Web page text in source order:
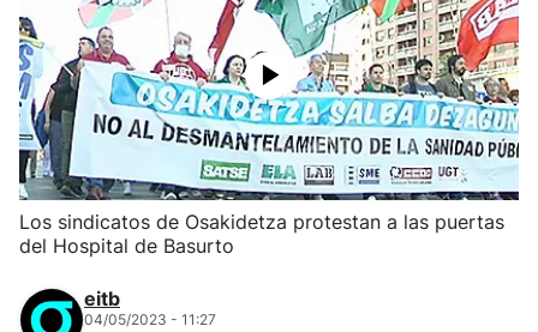
Los sindicatos de Osakidetza protestan a las puertas
del Hospital de Basurto
eitb
04/05/2023 - 11:27